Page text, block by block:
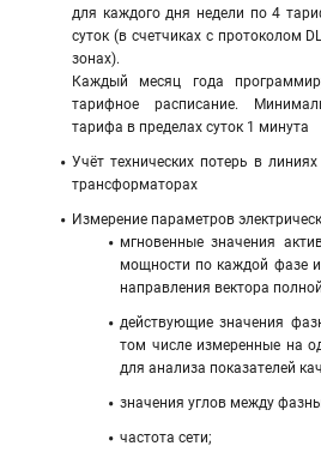
для каждого дня недели по 4
суток (в счетчиках с протоколом
зонах).
Каждый месяц года
тарифное расписание.
тарифа в пределах суток 1 минута
Учёт технических потерь в
трансформаторах
Измерение параметров
мгновенные значения
мощности по каждой фазе
направления вектора
действующие значения
том числе измеренные на
для анализа показателей
значения углов между
частота сети;